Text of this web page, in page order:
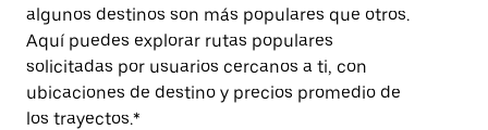
algunos destinos son más populares que otros.
Aquí puedes explorar rutas populares
solicitadas por usuarios cercanos a ti, con
ubicaciones de destino y precios promedio de
los trayectos.*